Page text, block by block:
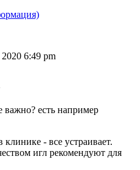
6:49 pm
важно? есть например
- все устраивает.
игл рекомендуют для